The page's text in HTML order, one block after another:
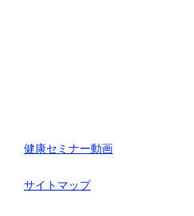
健康セミナー動画
サイトマップ